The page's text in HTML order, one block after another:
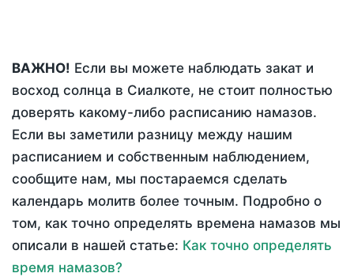
ВАЖНО! Если вы можете наблюдать закат и
восход солнца в Сиалкоте, не стоит полностью
доверять какому-либо расписанию намазов.
Если вы заметили разницу между нашим
расписанием и собственным наблюдением,
сообщите нам, мы постараемся сделать
календарь молитв более точным. Подробно о
том, как точно определять времена намазов мы
описали в нашей статье: Как точно определять
время намазов?